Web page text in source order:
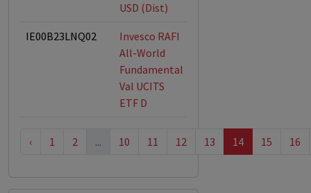
USD (Dist)
IE00B23LNQ02
Invesco RAFI
All-World
Fundamental
Val UCITS
ETF D
‹ 1 2 ... 10 11 12 13 14 15 16